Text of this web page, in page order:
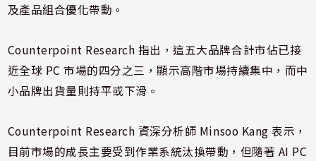
及產品組合優化帶動。
Counterpoint Research 指出，這五大品牌合計市佔已接
近全球 PC 市場的四分之三，顯示高階市場持續集中，而中
小品牌出貨量則持平或下滑。
Counterpoint Research 資深分析師 Minsoo Kang 表示，
目前市場的成長主要受到作業系統汰換帶動，但隨著 AI PC